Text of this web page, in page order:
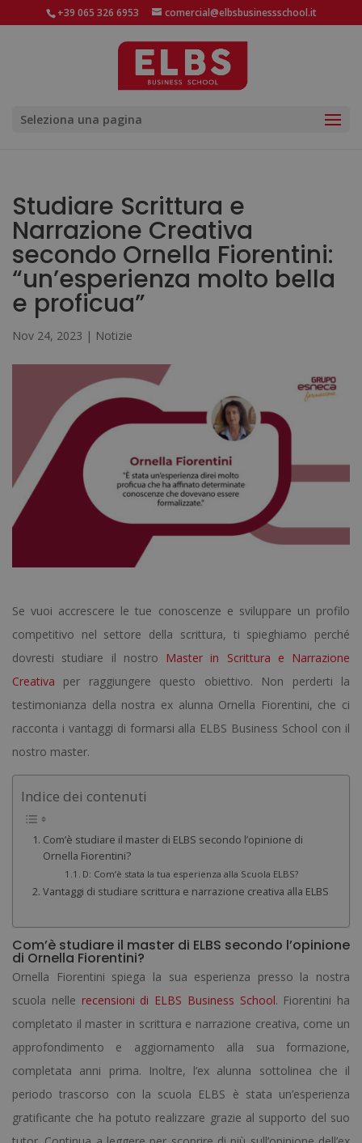
+39 065 326 6953 comercial@elbsbusinessschool.it
Seleziona una pagina
Studiare Scrittura e
Narrazione Creativa
secondo Ornella Fiorentini:
“un’esperienza molto bella
e proficua”
Nov 24, 2023 | Notizie
Se vuoi accrescere le tue conoscenze e sviluppare un profilo
competitivo nel settore della scrittura, ti spieghiamo perché
dovresti studiare il nostro
Master in Scrittura e Narrazione
Creativa per raggiungere questo obiettivo. Non perderti la
testimonianza della nostra ex alunna Ornella Fiorentini, che ci
racconta i vantaggi di formarsi alla ELBS Business School con il
nostro master.
Indice dei contenuti
Com’è studiare il master di ELBS secondo l’opinione di
Ornella Fiorentini?
D: Com’è stata la tua esperienza alla Scuola ELBS?
Vantaggi di studiare scrittura e narrazione creativa alla ELBS
Com’è studiare il master di ELBS secondo l’opinione
di Ornella Fiorentini?
Ornella Fiorentini spiega la sua esperienza presso la nostra
scuola nelle recensioni di ELBS Business School. Fiorentini ha
completato il master in scrittura e narrazione creativa, come un
approfondimento e aggiornamento alla sua formazione,
completata anni prima. Inoltre, l’ex alunna sottolinea che il
periodo trascorso con la scuola ELBS è stata un’esperienza
gratificante che ha potuto realizzare grazie al supporto del suo